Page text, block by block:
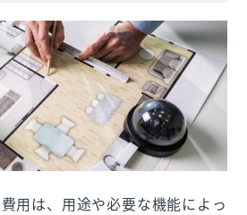
用は、用途や必要な機能によっ